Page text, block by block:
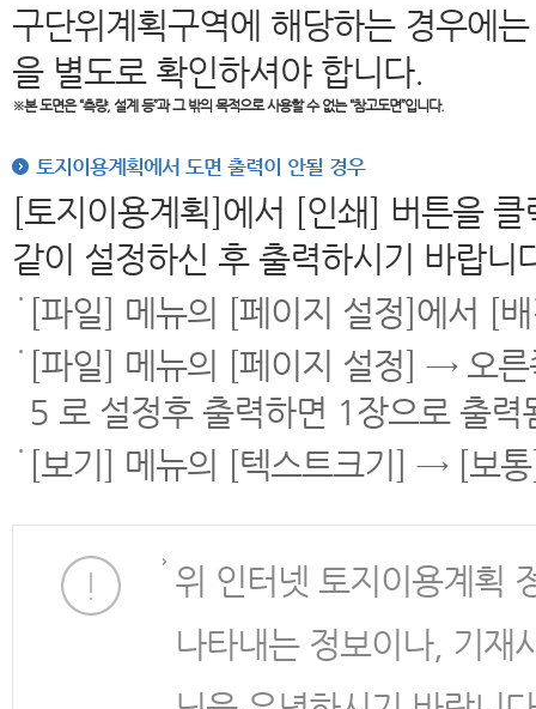
구단위계획구역에 해당하는 경우에
을 별도로 확인하셔야 합니다.
※본 도면은“측량, 설계 등”과 그 밖의 목적으로 사용할 수 없는 “참고도면”입니다.
토지이용계획에서 도면 출력이 안될 경우
[토지이용계획]에서 [인쇄] 버튼을
같이 설정하신 후 출력하시기 바랍니
[파일] 메뉴의 [페이지 설정]에서 [
[파일] 메뉴의 [페이지 설정] → 오
5 로 설정후 출력하면 1장으로 출력
[보기] 메뉴의 [텍스트크기] → [보
위 인터넷 토지이용계획
나타내는 정보이나, 기재